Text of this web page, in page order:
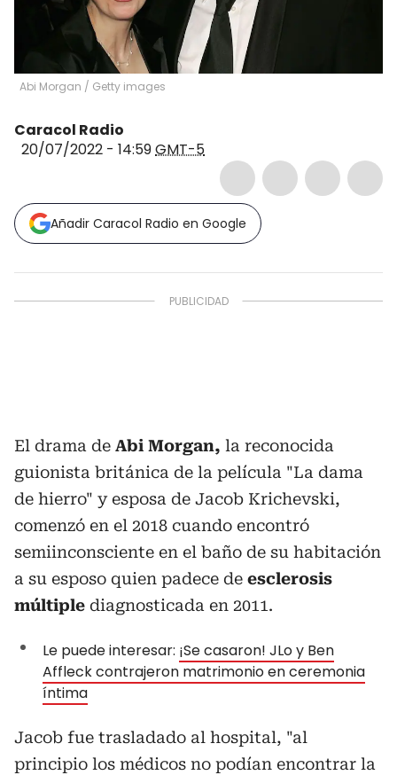
Abi Morgan / Getty images
Caracol Radio
20/07/2022 - 14:59GMT-5
Añadir Caracol Radio en Google
El drama de Abi Morgan, la reconocida
guionista británica de la película "La dama
de hierro" y esposa de Jacob Krichevski,
comenzó en el 2018 cuando encontró
semiinconsciente en el baño de su habitación
a su esposo quien padece de esclerosis
múltiple diagnosticada en 2011.
Le puede interesar: ¡Se casaron! JLo y Ben
Affleck contrajeron matrimonio en ceremonia
íntima
Jacob fue trasladado al hospital, "al
principio los médicos no podían encontrar la